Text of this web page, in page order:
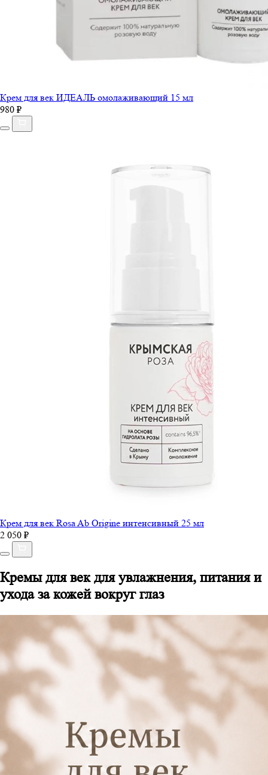
Крем для век ИДЕАЛЬ омолаживающий 15 мл
980 ₽
Крем для век Rosa Ab Origine интенсивный 25 мл
2 050 ₽
Кремы для век для увлажнения, питания и
ухода за кожей вокруг глаз